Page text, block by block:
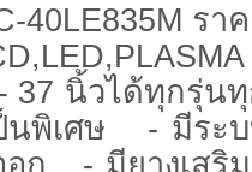
40LE835M รา
- 37 นิ้วได้ทุกรุ่
นพิเศษ - มีระ
อก - มียางเส